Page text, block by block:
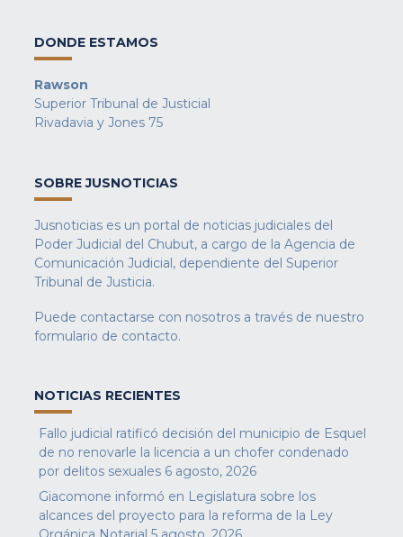
DONDE ESTAMOS
Rawson
Superior Tribunal de Justicial
Rivadavia y Jones 75
SOBRE JUSNOTICIAS
Jusnoticias es un portal de noticias judiciales del
Poder Judicial del Chubut, a cargo de la Agencia de
Comunicación Judicial, dependiente del Superior
Tribunal de Justicia.
Puede contactarse con nosotros a través de nuestro
formulario de contacto.
NOTICIAS RECIENTES
Fallo judicial ratificó decisión del municipio de Esquel
de no renovarle la licencia a un chofer condenado
por delitos sexuales 6 agosto, 2026
Giacomone informó en Legislatura sobre los
alcances del proyecto para la reforma de la Ley